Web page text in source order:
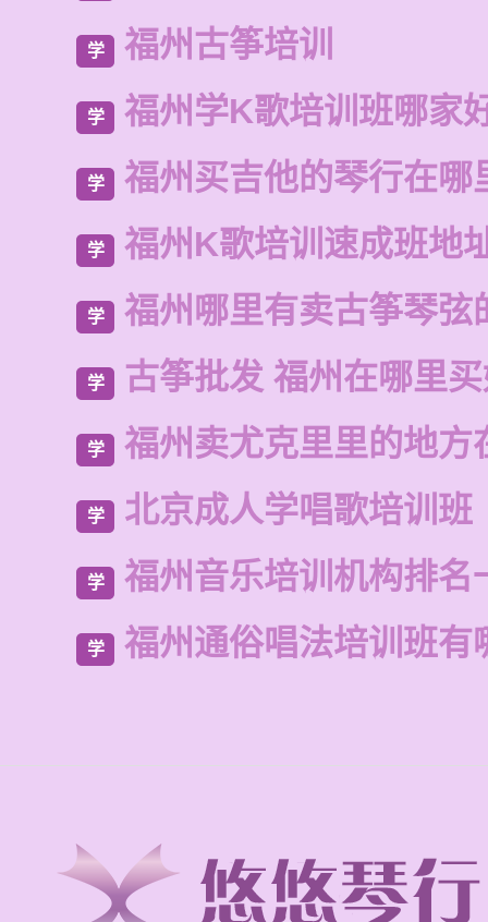
学 福州古筝培训
学 福州学K歌培训班哪家
学 福州买吉他的琴行在哪
学 福州K歌培训速成班地
学 福州哪里有卖古筝琴弦
学 古筝批发 福州在哪里
学 福州卖尤克里里的地方
学 北京成人学唱歌培训班
学 福州音乐培训机构排名
学 福州通俗唱法培训班有